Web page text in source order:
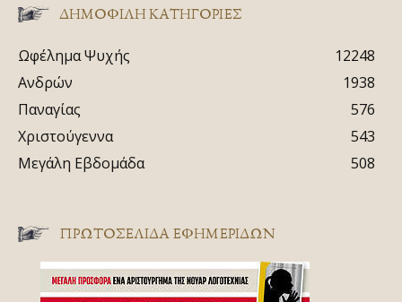
ΔΗΜΟΦΙΛΗ ΚΑΤΗΓΟΡΙΕΣ
Ωφέλημα Ψυχής
12248
Ανδρών
1938
Παναγίας
576
Χριστούγεννα
543
Μεγάλη Εβδομάδα
508
ΠΡΩΤΟΣΈΛΙΔΑ ΕΦΗΜΕΡΊΔΩΝ